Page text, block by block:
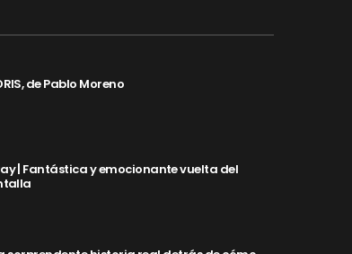
de Pablo Moreno
| Fantástica y emocionante vuelta del